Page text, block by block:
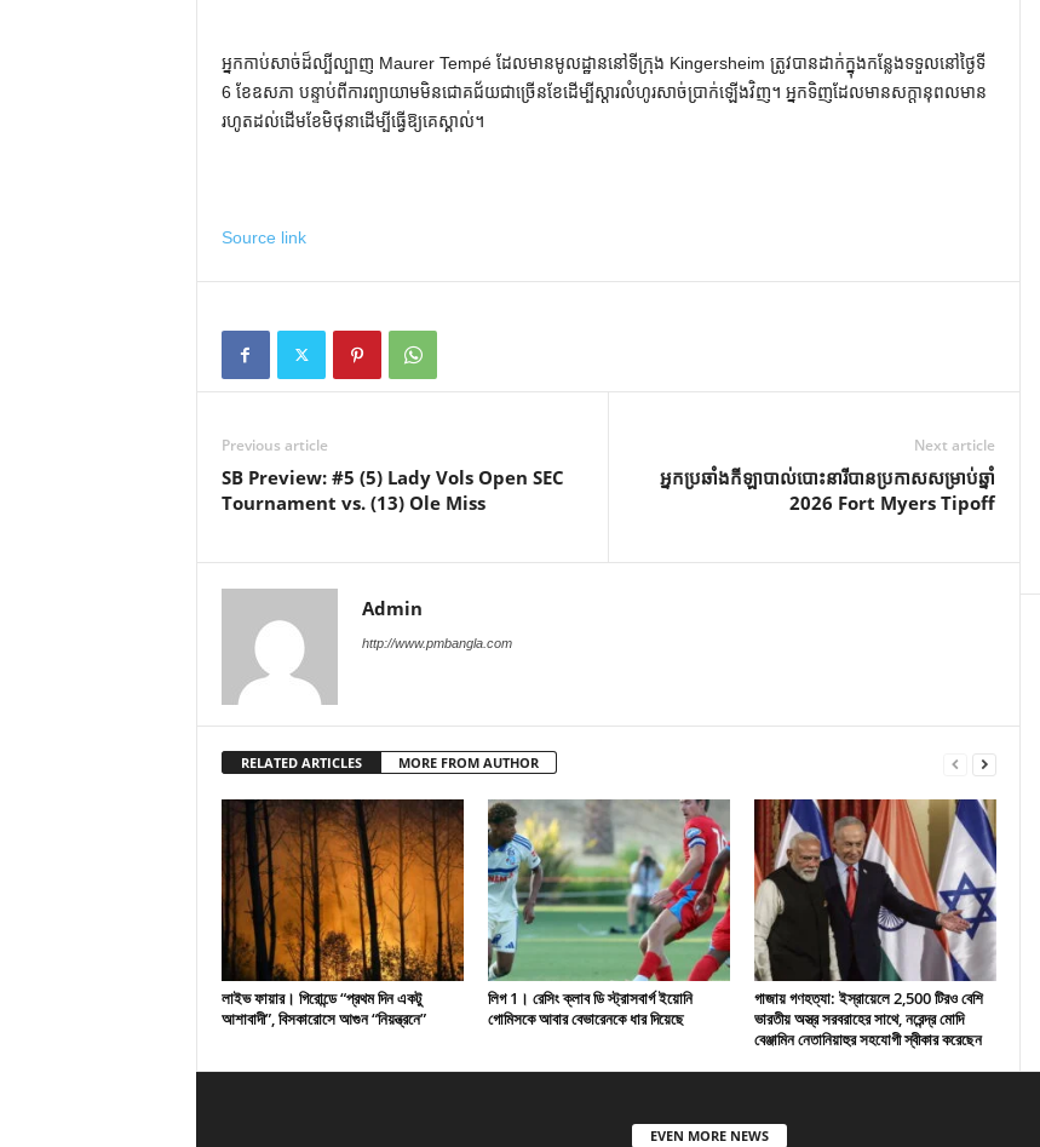
អ្នកកាប់សាច់ដ៏ល្បីល្បាញ Maurer Tempé ដែលមានមូលដ្ឋាននៅទីក្រុង Kingersheim ត្រូវបានដាក់ក្នុងកន្លែងទទួលនៅថ្ងៃទី
6 ខែឧសភា បន្ទាប់ពីការព្យាយាមមិនជោគជ័យជាច្រើនខែដើម្បីស្ដារលំហូរសាច់ប្រាក់ឡើងវិញ។ អ្នកទិញដែលមានសក្តានុពលមាន
រហូតដល់ដើមខែមិថុនាដើម្បីធ្វើឱ្យគេស្គាល់។
Source link
Previous article
SB Preview: #5 (5) Lady Vols Open SEC
Tournament vs. (13) Ole Miss
Next article
អ្នកប្រឆាំងកីឡាបាល់បោះនារីបានប្រកាសសម្រាប់ឆ្នាំ
2026 Fort Myers Tipoff
Admin
http://www.pmbangla.com
RELATED ARTICLES MORE FROM AUTHOR
লাইভ ফায়ার। গিরোন্ডে “প্রথম দিন একটু
আশাবাদী”, বিসকারোসে আগুন “নিয়ন্ত্রনে”
লিগ 1। রেসিং ক্লাব ডি স্ট্রাসবার্গ ইয়োনি
গোমিসকে আবার বেভারেনকে ধার দিয়েছে
গাজায় গণহত্যা: ইস্রায়েলে 2,500 টিরও বেশি
ভারতীয় অস্ত্র সরবরাহের সাথে, নরেন্দ্র মোদি
বেঞ্জামিন নেতানিয়াহুর সহযোগী স্বীকার করেছেন
EVEN MORE NEWS